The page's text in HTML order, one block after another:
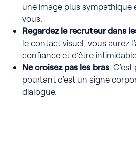
une image plus sympathique
vous.
Regardez le recruteur dans
le contact visuel, vous aurez
confiance et d’être
Ne croisez pas les bras.
pourtant c’est un signe
dialogue.